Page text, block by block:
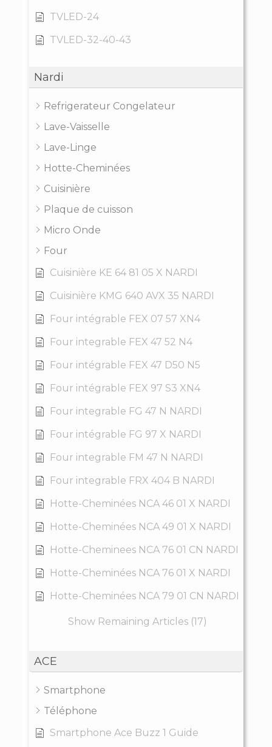
TVLED-24
TVLED-32-40-43
Nardi
Refrigerateur Congelateur
Lave-Vaisselle
Lave-Linge
Hotte-Cheminées
Cuisinière
Plaque de cuisson
Micro Onde
Four
Cuisinière KE 64 81 05 X NARDI
Cuisinière KMG 640 AVX 35 NARDI
Four intégrable FEX 07 57 XN4
Four integrable FEX 47 52 N4
Four intégrable FEX 47 D50 N5
Four intégrable FEX 97 S3 XN4
Four integrable FG 47 N NARDI
Four intégrable FG 97 X NARDI
Four integrable FM 47 N NARDI
Four integrable FRX 404 B NARDI
Hotte-Cheminées NCA 46 01 X NARDI
Hotte-Cheminées NCA 49 01 X NARDI
Hotte-Cheminees NCA 76 01 CN NARDI
Hotte-Cheminées NCA 76 01 X NARDI
Hotte-Cheminées NCA 79 01 CN NARDI
Show Remaining Articles (17)
ACE
Smartphone
Téléphone
Smartphone Ace Buzz 1 Guide